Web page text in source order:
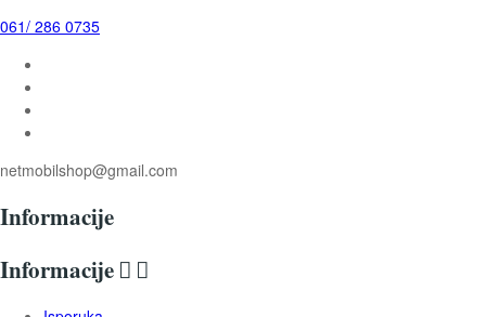
061/ 286 0735
netmobilshop@gmail.com
Informacije
Informacije  